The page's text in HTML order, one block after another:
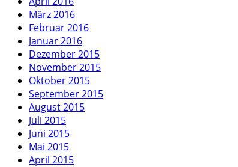
März 2016
Februar 2016
Januar 2016
Dezember 2015
November 2015
Oktober 2015
September 2015
August 2015
Juli 2015
Juni 2015
Mai 2015
April 2015